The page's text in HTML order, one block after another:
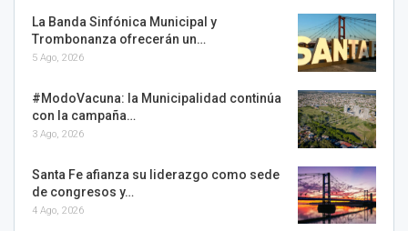
La Banda Sinfónica Municipal y
Trombonanza ofrecerán un…
5 Ago, 2026
#ModoVacuna: la Municipalidad continúa
con la campaña…
3 Ago, 2026
Santa Fe afianza su liderazgo como sede
de congresos y…
4 Ago, 2026